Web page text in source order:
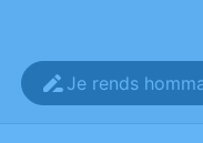
Je rends